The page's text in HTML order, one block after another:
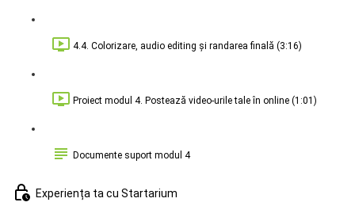
4.4. Colorizare, audio editing și randarea finală (3:16)
Proiect modul 4. Postează video-urile tale în online (1:01)
Documente suport modul 4
Experiența ta cu Startarium